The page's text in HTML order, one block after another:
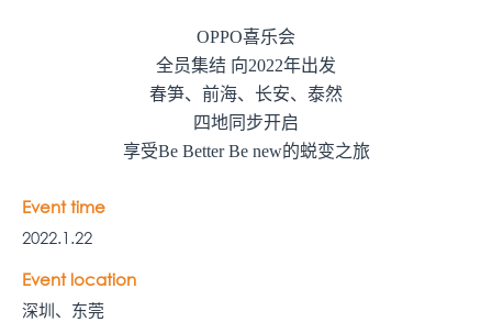
OPPO喜乐会
全员集结 向2022年出发
春笋、前海、长安、泰然
四地同步开启
享受Be Better Be new的蜕变之旅
Event time
2022.1.22
Event location
深圳、东莞